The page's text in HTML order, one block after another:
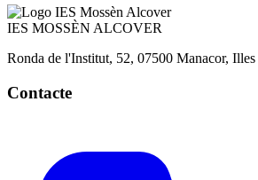
IES MOSSÈN ALCOVER
Ronda de l'Institut, 52, 07500 Manacor, Illes
Contacte